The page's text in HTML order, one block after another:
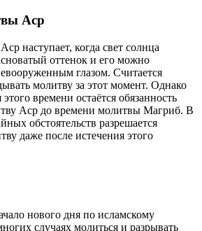
Аср
наступает, когда свет солнца
оттенок и его можно
глазом. Считается
молитву за этот момент. Однако
времени остаётся обязанность
Аср до времени молитвы Магриб. В
обстоятельств разрешается
даже после истечения этого
нового дня по исламскому
случаях молиться и разрывать